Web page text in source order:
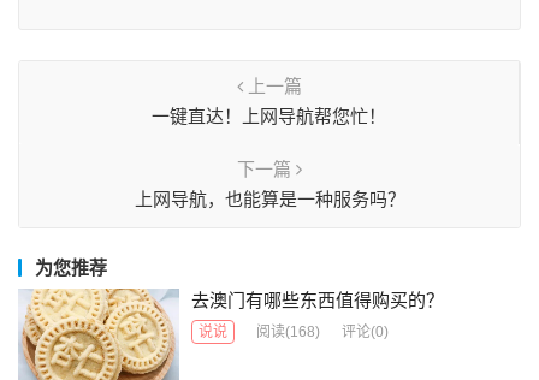
上一篇
一键直达！上网导航帮您忙！
下一篇
上网导航，也能算是一种服务吗？
为您推荐
去澳门有哪些东西值得购买的？
说说 阅读(168) 评论(0)